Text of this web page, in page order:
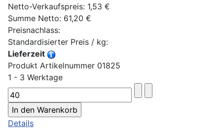
Netto-Verkaufspreis: 1,53 €
Summe Netto: 61,20 €
Preisnachlass:
Standardisierter Preis / kg:
Lieferzeit
Produkt Artikelnummer 01825
1 - 3 Werktage
Details